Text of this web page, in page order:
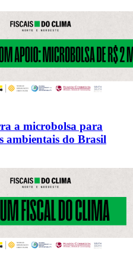
a microbolsa para
ambientais do Brasil